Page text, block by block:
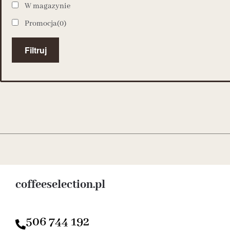
W magazynie
Promocja(0)
Filtruj
coffeeselection.pl
506 744 192